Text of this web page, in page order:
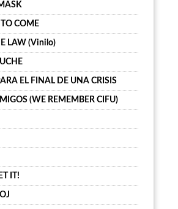
TO COME
LAW (Vinilo)
EL FINAL DE UNA CRISIS
(WE REMEMBER CIFU)
IT!